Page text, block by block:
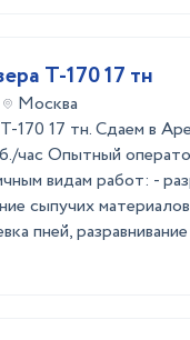
Т-170 17 тн
Москва
170 17 тн. Сдаем в
час Опытный
видам работ: -
сыпучих
пней,